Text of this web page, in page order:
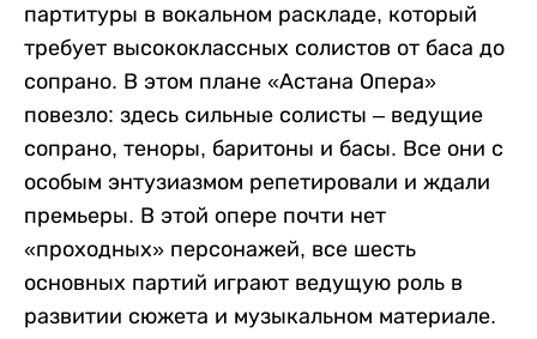
партитуры в вокальном раскладе, который
требует высококлассных солистов от баса до
сопрано. В этом плане «Астана Опера»
повезло: здесь сильные солисты – ведущие
сопрано, теноры, баритоны и басы. Все они с
особым энтузиазмом репетировали и ждали
премьеры. В этой опере почти нет
«проходных» персонажей, все шесть
основных партий играют ведущую роль в
развитии сюжета и музыкальном материале.